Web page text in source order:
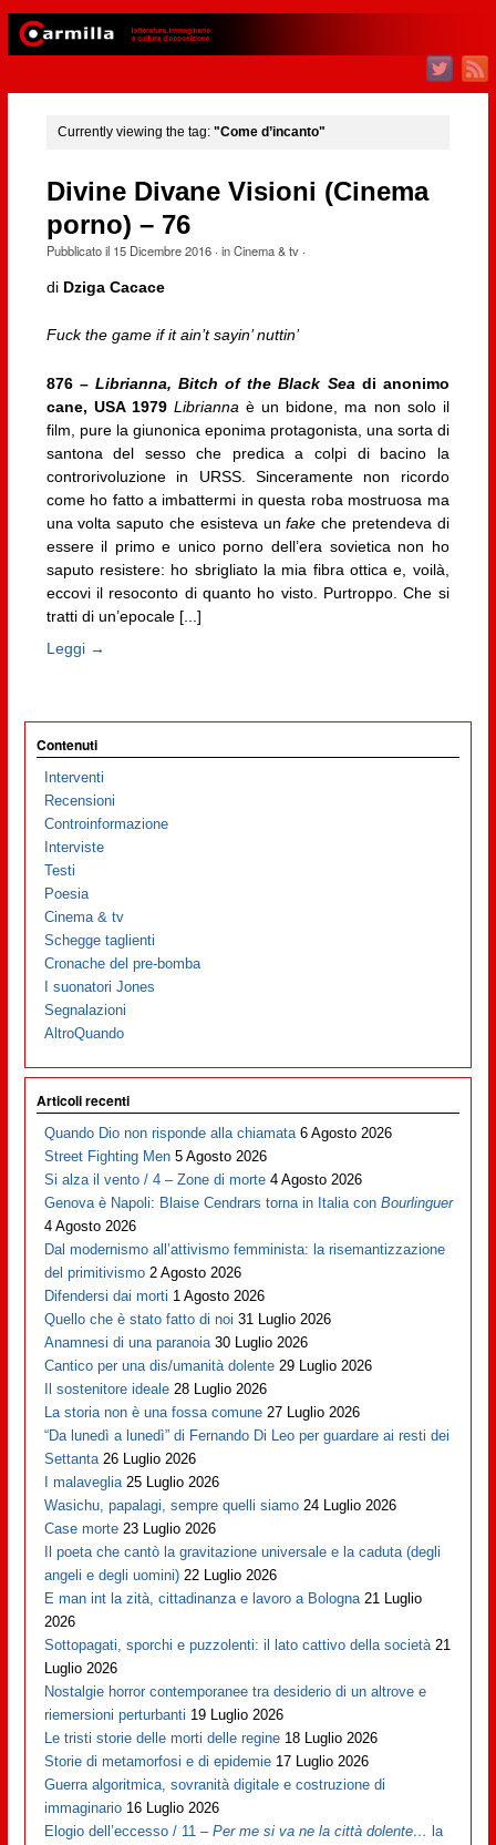
Currently viewing the tag: "Come d’incanto"
Divine Divane Visioni (Cinema
porno) – 76
Pubblicato il 15 Dicembre 2016· inCinema & tv·
di Dziga Cacace
Fuck the game if it ain’t sayin’ nuttin’
876 – Librianna, Bitch of the Black Sea di anonimo
cane, USA 1979 Librianna è un bidone, ma non solo il
film, pure la giunonica eponima protagonista, una sorta di
santona del sesso che predica a colpi di bacino la
controrivoluzione in URSS. Sinceramente non ricordo
come ho fatto a imbattermi in questa roba mostruosa ma
una volta saputo che esisteva unfake che pretendeva di
essere il primo e unico porno dell’era sovietica non ho
saputo resistere: ho sbrigliato la mia fibra ottica e, voilà,
eccovi il resoconto di quanto ho visto. Purtroppo. Che si
tratti di un’epocale [...]
Leggi →
Contenuti
Interventi
Recensioni
Controinformazione
Interviste
Testi
Poesia
Cinema & tv
Schegge taglienti
Cronache del pre-bomba
I suonatori Jones
Segnalazioni
AltroQuando
Articoli recenti
Quando Dio non risponde alla chiamata 6 Agosto 2026
Street Fighting Men 5 Agosto 2026
Si alza il vento / 4 – Zone di morte 4 Agosto 2026
Genova è Napoli: Blaise Cendrars torna in Italia conBourlinguer
4 Agosto 2026
Dal modernismo all’attivismo femminista: la risemantizzazione
del primitivismo 2 Agosto 2026
Difendersi dai morti 1 Agosto 2026
Quello che è stato fatto di noi 31 Luglio 2026
Anamnesi di una paranoia 30 Luglio 2026
Cantico per una dis/umanità dolente 29 Luglio 2026
Il sostenitore ideale 28 Luglio 2026
La storia non è una fossa comune 27 Luglio 2026
“Da lunedì a lunedì” di Fernando Di Leo per guardare ai resti dei
Settanta 26 Luglio 2026
I malaveglia 25 Luglio 2026
Wasichu, papalagi, sempre quelli siamo 24 Luglio 2026
Case morte 23 Luglio 2026
Il poeta che cantò la gravitazione universale e la caduta (degli
angeli e degli uomini) 22 Luglio 2026
E man int la zità, cittadinanza e lavoro a Bologna 21 Luglio
2026
Sottopagati, sporchi e puzzolenti: il lato cattivo della società 21
Luglio 2026
Nostalgie horror contemporanee tra desiderio di un altrove e
riemersioni perturbanti 19 Luglio 2026
Le tristi storie delle morti delle regine 18 Luglio 2026
Storie di metamorfosi e di epidemie 17 Luglio 2026
Guerra algoritmica, sovranità digitale e costruzione di
immaginario 16 Luglio 2026
Elogio dell’eccesso / 11 –Per me si va ne la città dolente… la